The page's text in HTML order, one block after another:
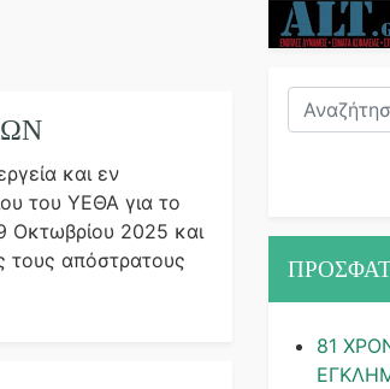
και εν
του ΥΕΘΑ για το
Οκτωβρίου 2025 και
τους απόστρατους
81